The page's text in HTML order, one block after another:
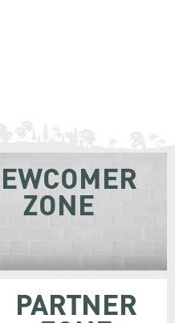
ZONE
PARTNER